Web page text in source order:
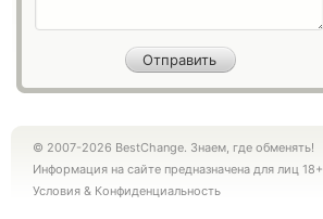
© 2007-2026 BestChange. Знаем, где обменять!
Информация на сайте предназначена для лиц 18+
Условия & Конфиденциальность